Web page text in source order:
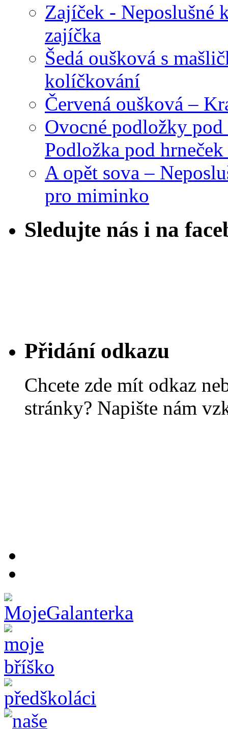
Zajíček - Neposlušné
zajíčka
Šedá oušková s
kolíčkování
Červená oušková –
Ovocné podložky
Podložka pod
A opět sova –
pro miminko
Sledujte nás i na
Přidání odkazu
Chcete zde mít odkaz
stránky? Napište nám